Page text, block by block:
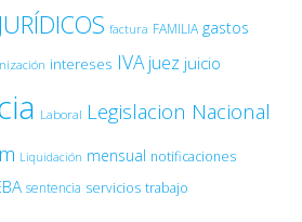
factura FAMILIA gastos
intereses IVA juez juicio
Laboral Legislacion Nacional
Liquidación mensual notificaciones
sentencia servicios trabajo